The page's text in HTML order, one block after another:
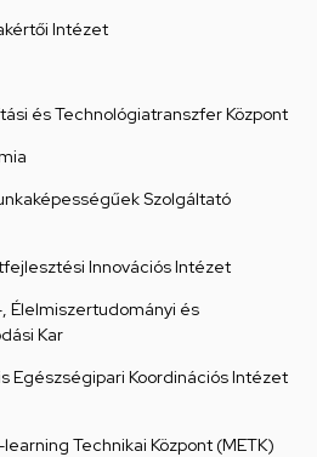
Intézet
és Technológiatranszfer Központ
Szolgáltató
Innovációs Intézet
Élelmiszertudományi és
Kar
Egészségipari Koordinációs Intézet
Technikai Központ (METK)